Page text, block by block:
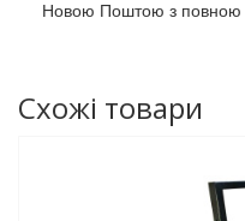
Новою Поштою з повною
Схожі товари